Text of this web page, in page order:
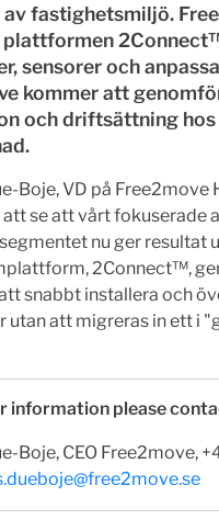
fastighetsmiljö.
plattformen
sensorer och
kommer att
och driftsättning hos
Boje, VD på Free2move
att se att vårt fokuserade
nu ger resultat
2Connect™,
snabbt installera och
utan att migreras in ett i
information please
Boje, CEO Free2move,